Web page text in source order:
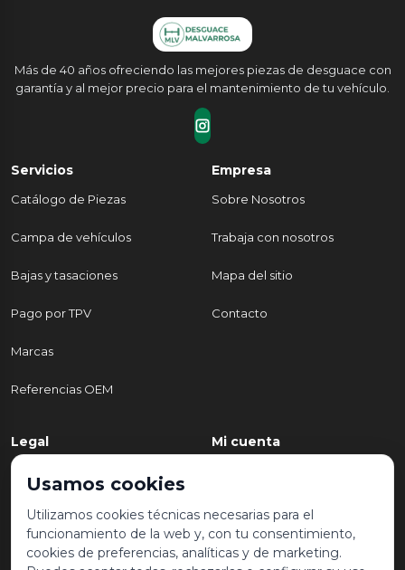
Más de 40 años ofreciendo las mejores piezas de desguace con
garantía y al mejor precio para el mantenimiento de tu vehículo.
Servicios
Catálogo de Piezas
Campa de vehículos
Bajas y tasaciones
Pago por TPV
Marcas
Referencias OEM
Empresa
Sobre Nosotros
Trabaja con nosotros
Mapa del sitio
Contacto
Legal
Política de Privacidad
Aviso legal y condiciones de
uso
Mi cuenta
Mis pedidos
Lista de deseos
Usamos cookies
Utilizamos cookies técnicas necesarias para el
funcionamiento de la web y, con tu consentimiento,
cookies de preferencias, analíticas y de marketing.